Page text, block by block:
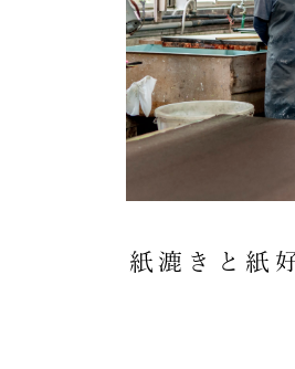
紙漉きと紙